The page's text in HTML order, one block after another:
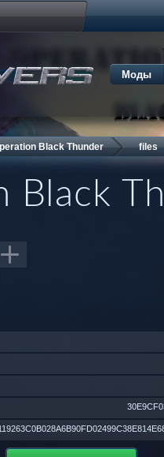
Моды
Black Thunder
files
Black